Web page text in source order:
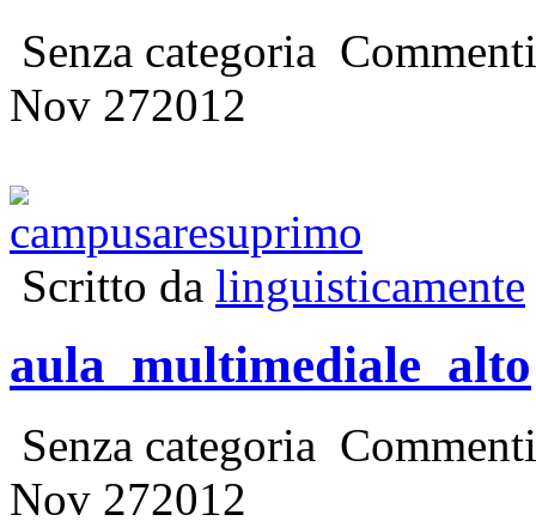
Senza categoria
Nov 272012
Scritto da linguisticamente
aula_multimediale_alto
Senza categoria
Nov 272012